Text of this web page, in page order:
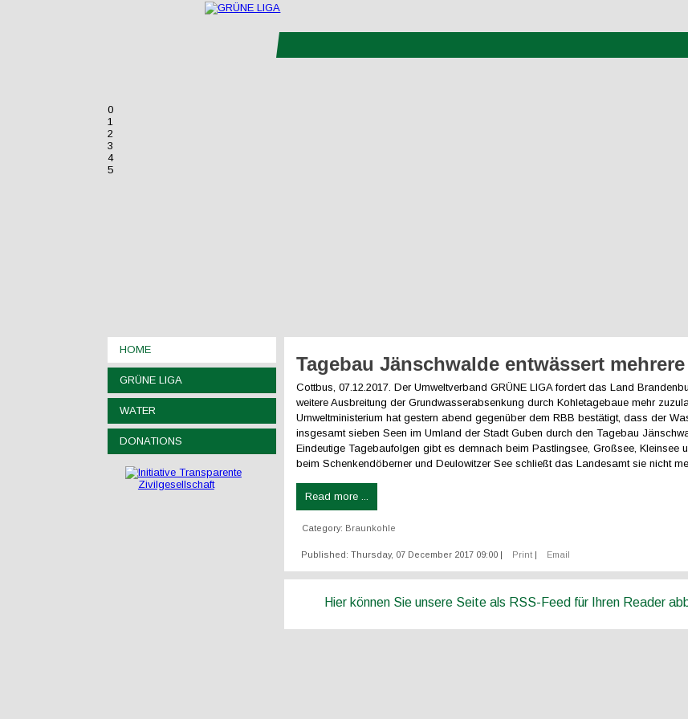
0
1
2
3
4
5
HOME
GRÜNE LIGA
WATER
DONATIONS
Tagebau Jänschwalde entwässert mehrere
Cottbus, 07.12.2017. Der Umweltverband GRÜNE LIGA fordert das Land
weitere Ausbreitung der Grundwasserabsenkung durch Kohletagebaue mehr
Umweltministerium hat gestern abend gegenüber dem RBB bestätigt, dass der
insgesamt sieben Seen im Umland der Stadt Guben durch den Tagebau
Eindeutige Tagebaufolgen gibt es demnach beim Pastlingsee, Großsee, Kleinsee
beim Schenkendöberner und Deulowitzer See schließt das Landesamt sie nicht
Read more ...
Category: Braunkohle
Published: Thursday, 07 December 2017 09:00 | Print | Email
Hier können Sie unsere Seite als RSS-Feed für Ihren Reader